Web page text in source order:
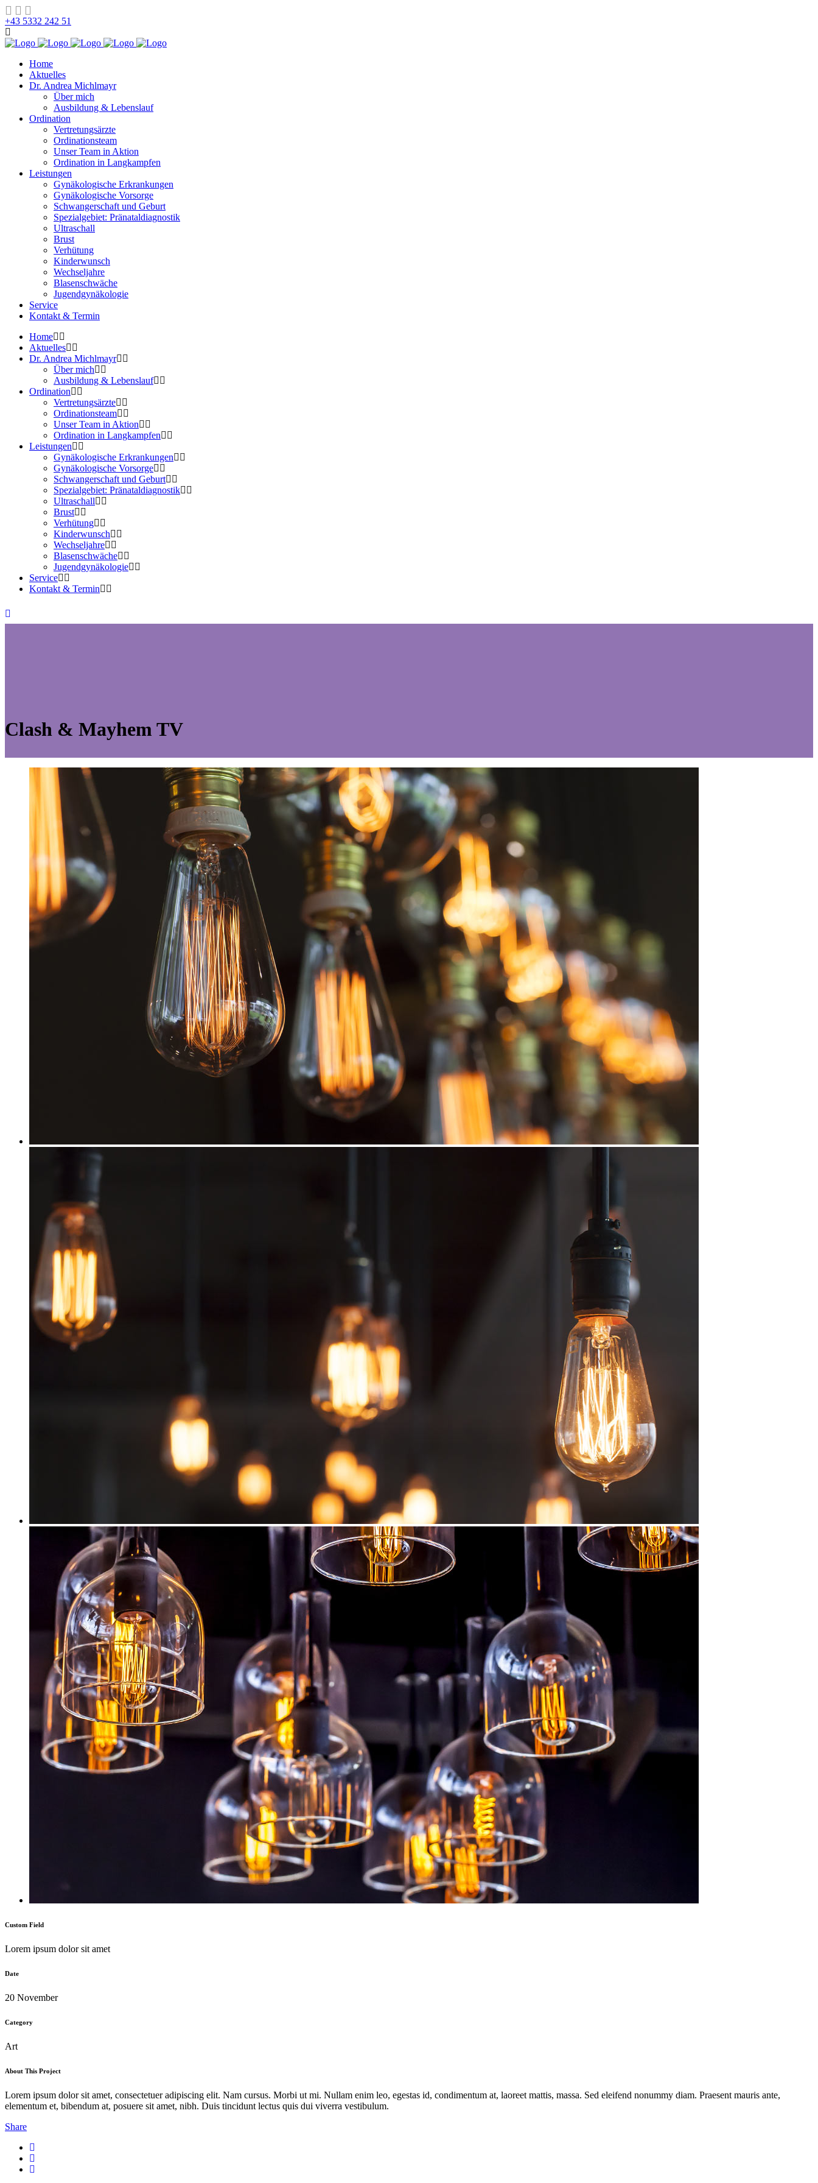
+43 5332 242 51
Home
Aktuelles
Dr. Andrea Michlmayr
Über mich
Ausbildung & Lebenslauf
Ordination
Vertretungsärzte
Ordinationsteam
Unser Team in Aktion
Ordination in Langkampfen
Leistungen
Gynäkologische Erkrankungen
Gynäkologische Vorsorge
Schwangerschaft und Geburt
Spezialgebiet: Pränataldiagnostik
Ultraschall
Brust
Verhütung
Kinderwunsch
Wechseljahre
Blasenschwäche
Jugendgynäkologie
Service
Kontakt & Termin
Home
Aktuelles
Dr. Andrea Michlmayr
Über mich
Ausbildung & Lebenslauf
Ordination
Vertretungsärzte
Ordinationsteam
Unser Team in Aktion
Ordination in Langkampfen
Leistungen
Gynäkologische Erkrankungen
Gynäkologische Vorsorge
Schwangerschaft und Geburt
Spezialgebiet: Pränataldiagnostik
Ultraschall
Brust
Verhütung
Kinderwunsch
Wechseljahre
Blasenschwäche
Jugendgynäkologie
Service
Kontakt & Termin
Clash & Mayhem TV
Custom Field
Lorem ipsum dolor sit amet
Date
20 November
Category
Art
About This Project
Lorem ipsum dolor sit amet, consectetuer adipiscing elit. Nam cursus. Morbi ut mi. Nullam enim leo, egestas id, condimentum at, laoreet mattis, massa. Sed eleifend nonummy diam. Praesent mauris ante,
elementum et, bibendum at, posuere sit amet, nibh. Duis tincidunt lectus quis dui viverra vestibulum.
Share